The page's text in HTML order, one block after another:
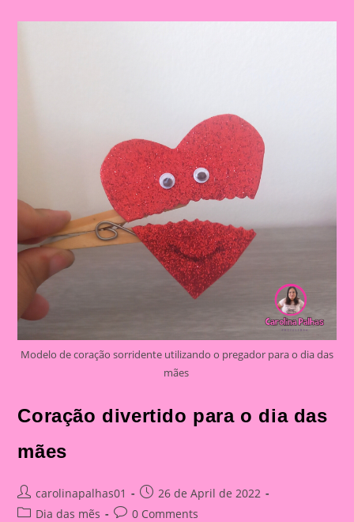
Modelo de coração sorridente utilizando o pregador para o dia das
mães
Coração divertido para o dia das
mães
Post
author:
carolinapalhas01
Post
published:
26 de April de 2022
PostDia das mẽs
Post0 Comments